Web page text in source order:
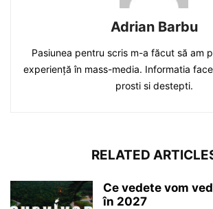
Adrian Barbu
Pasiunea pentru scris m-a făcut să am
experiență în mass-media. Informatia
prosti si destepti.
RELATED
Ce vedete vom
în 2027